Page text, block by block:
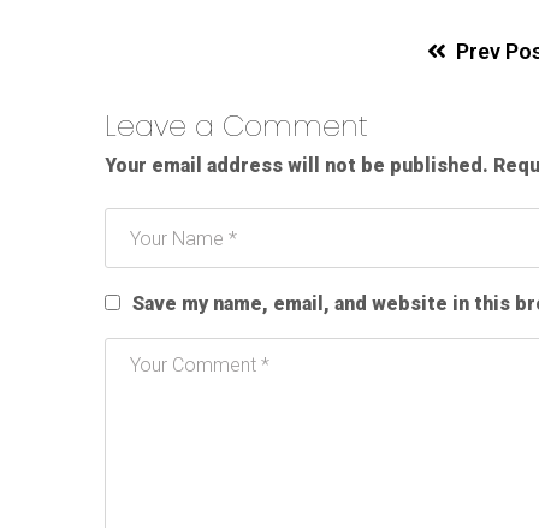
Prev
Leave a Comment
Your email address will not be published.
Save my name, email, and website in this